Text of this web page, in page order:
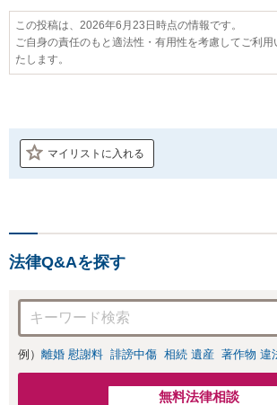
この投稿は、2026年6月23日時点の情報です。
ご自身の責任のもと適法性・有用性を考慮してご利
たします。
マイリストに入れる
法律Q&Aを探す
例） 離婚 慰謝料 誹謗中傷 相続 遺産 著作物 違
無料法律相談